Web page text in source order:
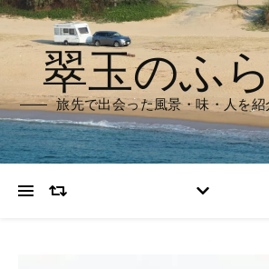
翠玉のふ
旅先で出会った風景・味・人を紹